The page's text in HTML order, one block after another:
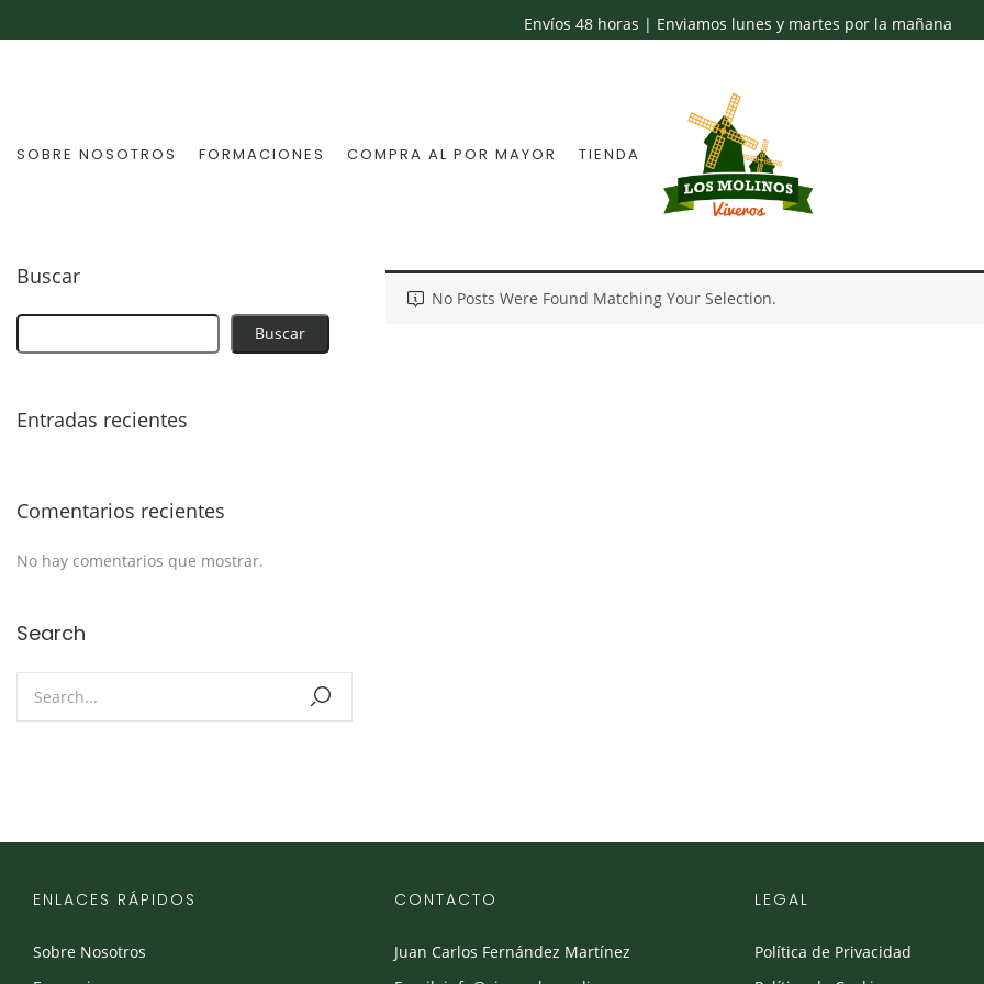
Envíos 48 horas | Enviamos lunes y martes por la mañana
SOBRE NOSOTROS FORMACIONES COMPRA AL POR MAYOR TIENDA
Buscar
Buscar
Entradas recientes
Comentarios recientes
No hay comentarios que mostrar.
Search
No Posts Were Found Matching Your Selection.
ENLACES RÁPIDOS
Sobre Nosotros
CONTACTO
Juan Carlos Fernández Martínez
LEGAL
Política de Privacidad